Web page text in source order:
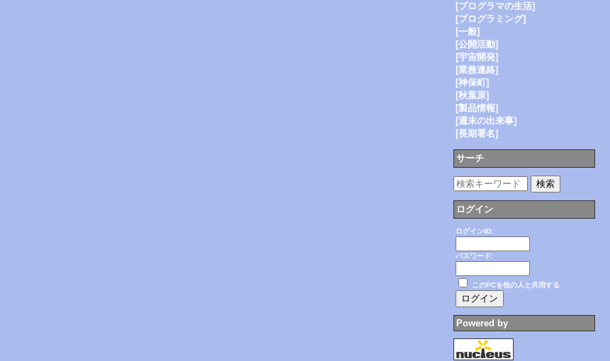
[プログラマの生活]
[プログラミング]
[一般]
[公開活動]
[宇宙開発]
[業務連絡]
[神保町]
[秋葉原]
[製品情報]
[週末の出来事]
[長期署名]
サーチ
ログイン
ログインID:
パスワード:
このPCを他の人と共用する
Powered by